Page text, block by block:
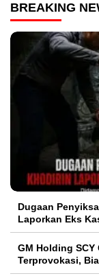
BREAKING
Dugaan
Laporkan Eks
GM Holding
Terprovokasi,